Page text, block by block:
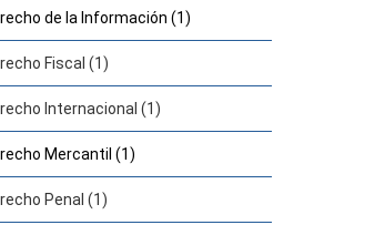
de la Información (1)
Fiscal (1)
Internacional (1)
Mercantil (1)
Penal (1)